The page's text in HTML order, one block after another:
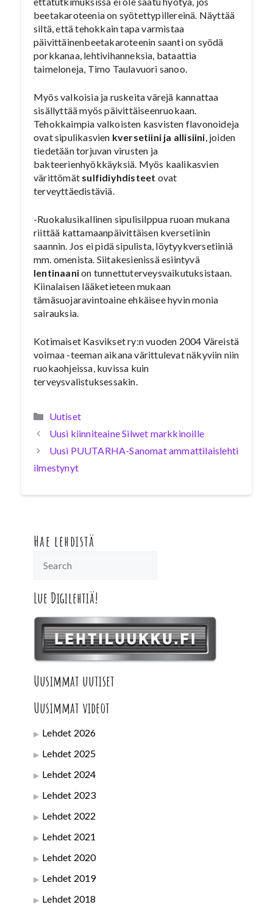
beetakaroteenia on syötettypillereinä. Näyttää
siltä, että tehokkain tapa varmistaa
päivittäinenbeetakaroteenin saanti on syödä
porkkanaa, lehtivihanneksia, bataattia
taimeloneja, Timo Taulavuori sanoo.
Myös valkoisia ja ruskeita värejä kannattaa
sisällyttää myös päivittäiseenruokaan.
Tehokkaimpia valkoisten kasvisten flavonoideja
ovat sipulikasvien kversetiini ja allisiini, joiden
tiedetään torjuvan virusten ja
bakteerienhyökkäyksiä. Myös kaalikasvien
värittömät sulfidiyhdisteet ovat
terveyttäedistäviä.
-Ruokalusikallinen sipulisilppua ruoan mukana
riittää kattamaanpäivittäisen kversetiinin
saannin. Jos ei pidä sipulista, löytyykversetiiniä
mm. omenista. Siitakesienissä esiintyvä
lentinaanion tunnettuterveysvaikutuksistaan.
Kiinalaisen lääketieteen mukaan
tämäsuojaravintoaine ehkäisee hyvin monia
sairauksia.
Kotimaiset Kasvikset ry:n vuoden 2004 Väreistä
voimaa -teeman aikana värittulevat näkyviin niin
ruokaohjeissa, kuvissa kuin
terveysvalistuksessakin.
Kategoriat
Uutiset
Uusi kiinniteaine Silwet markkinoille
Uusi PUUTARHA-Sanomat ammattilaislehti
ilmestynyt
Hae lehdistä
Lue Digilehtiä!
Uusimmat uutiset
Uusimmat videot
Lehdet 2026
Lehdet 2025
Lehdet 2024
Lehdet 2023
Lehdet 2022
Lehdet 2021
Lehdet 2020
Lehdet 2019
Lehdet 2018